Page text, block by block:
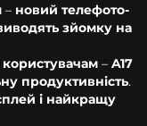
– новий телефото-
зйомку на
– A17
продуктивність.
і найкращу